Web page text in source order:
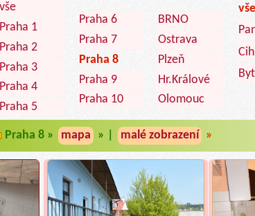
vše
Praha 1
Praha 2
Praha 3
Praha 4
Praha 5
Praha 6
Praha 7
Praha 8
Praha 9
Praha 10
BRNO
Ostrava
Plzeň
Hr.Králové
Olomouc
vše
Praha 8 » mapa » | malé zobrazení »